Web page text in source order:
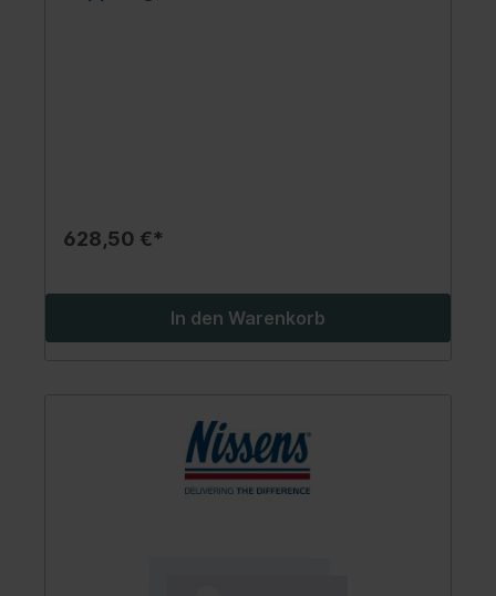
628,50 €*
In den Warenkorb